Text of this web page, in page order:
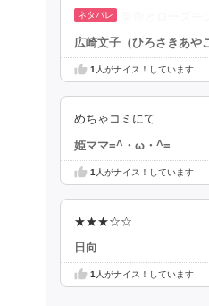
広崎文子（ひろさきあや
1 人がナイス！しています
めちゃコミにて
姫ママ=^・ω・^=
1 人がナイス！しています
★★★☆☆
日向
1人がナイス！しています